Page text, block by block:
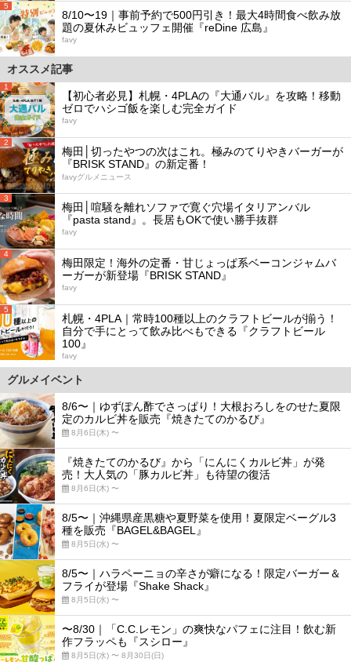
5
8/10〜19｜事前予約で500円引き！最大4時間食べ飲み放
題の夏休みビュッフェ開催『reDine 広島』
favy
オススメ記事
1
【初心者必見】札幌・4PLAの『大通バル』を攻略！移動
ゼロでハシゴ飯を楽しむ完全ガイド
favy
2
梅田│切ったやつの次はこれ。極みのてりやきバーガーが
『BRISK STAND』の新定番！
favyグルメニュース
3
梅田│喧騒を離れソファで寛ぐ穴場イタリアンバル
『pasta stand』。長居もOKで使い勝手抜群
favy
4
梅田限定！海外の定番・甘じょっぱ系ベーコンジャムバ
ーガーが新登場『BRISK STAND』
favy
5
札幌・4PLA｜常時100種以上のクラフトビールが揃う！
自分で手にとって飲み比べもできる『クラフトビール
100』
favy
グルメイベント
8/6〜｜ゆずぽん酢でさっぱり！大根おろしをのせた夏限
定のカルビ丼を販売『焼きたてのかるび』
8月6日(木) 〜
『焼きたてのかるび』から「にんにくカルビ丼」が発
売！大人気の「豚カルビ丼」も待望の復活
8月6日(木) 〜
8/5〜｜沖縄県産黒糖や夏野菜を使用！夏限定ベーグル3
種を販売『BAGEL&BAGEL』
8月5日(水) 〜
8/5〜｜ハラペーニョの辛さが癖になる！限定バーガー＆
フライが登場『Shake Shack』
8月5日(水) 〜
〜8/30｜「C.C.レモン」の爽快なパフェに注目！飲む新
作フラッペも『スシロー』
8月5日(水) 〜 8月30日(日)